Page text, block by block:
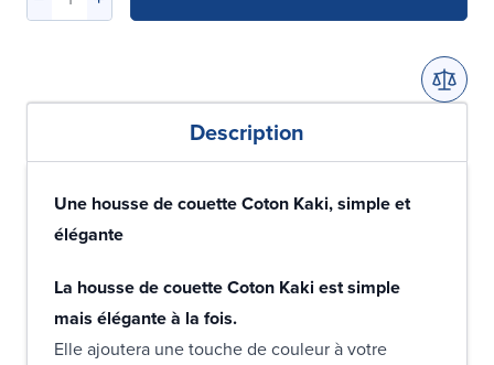
Description
Une housse de couette Coton Kaki, simple et
élégante
La housse de couette Coton Kaki est simple
mais élégante à la fois.
Elle ajoutera une touche de couleur à votre